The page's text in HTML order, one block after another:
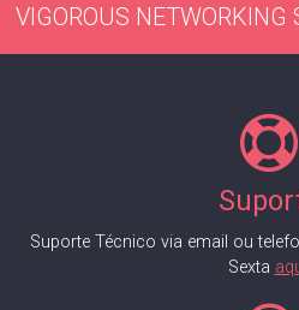
VIGOROUS NETWORKING
Suporte Técnico via email ou
Sexta